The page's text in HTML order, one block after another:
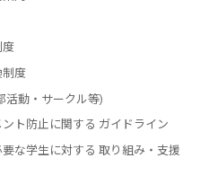
度
度
活動・サークル等)
ト防止に関する ガイドライン
な学生に対する 取り組み・支援